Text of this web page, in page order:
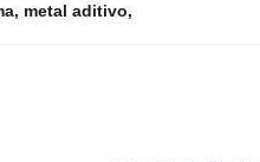
, metal aditivo,